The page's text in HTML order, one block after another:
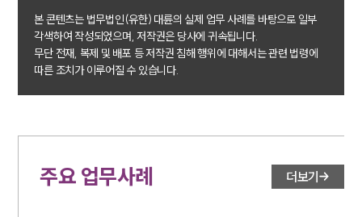
본 콘텐츠는 법무법인(유한) 대륜의 실제 업무 사례를 바탕으로 일부
각색하여 작성되었으며, 저작권은 당사에 귀속됩니다.
무단 전재, 복제 및 배포 등 저작권 침해 행위에 대해서는 관련 법령에
따른 조치가 이루어질 수 있습니다.
주요 업무사례 더보기